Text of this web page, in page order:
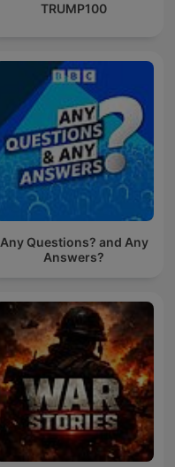
TRUMP100
Any Questions? and Any
Answers?